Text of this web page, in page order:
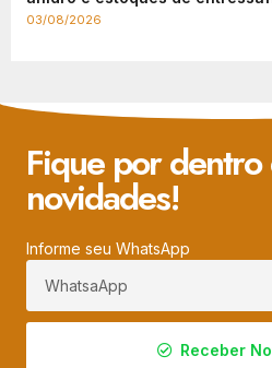
03/08/2026
Fique por
novidades!
Informe seu WhatsApp
Receber